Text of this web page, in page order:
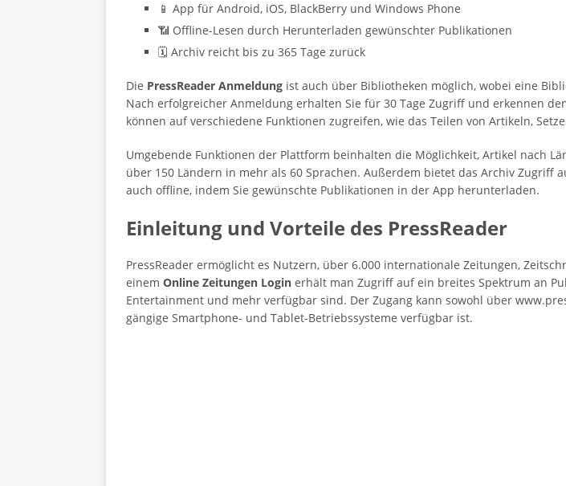
📱 App für Android, iOS, BlackBerry und Windows Phone
📶 Offline-Lesen durch Herunterladen gewünschter Publikationen
🗓️ Archiv reicht bis zu 365 Tage zurück
Die PressReader Anmeldung ist auch über Bibliotheken möglich, wobei eine
Nach erfolgreicher Anmeldung erhalten Sie für 30 Tage Zugriff und erkennen
können auf verschiedene Funktionen zugreifen, wie das Teilen von Artikeln,
Umgebende Funktionen der Plattform beinhalten die Möglichkeit, Artikel nach
über 150 Ländern in mehr als 60 Sprachen. Außerdem bietet das Archiv Zugriff
auch offline, indem Sie gewünschte Publikationen in der App herunterladen.
Einleitung und Vorteile des PressReader
PressReader ermöglicht es Nutzern, über 6.000 internationale Zeitungen,
einem Online Zeitungen Login erhält man Zugriff auf ein breites Spektrum an
Entertainment und mehr verfügbar sind. Der Zugang kann sowohl über
gängige Smartphone- und Tablet-Betriebssysteme verfügbar ist.